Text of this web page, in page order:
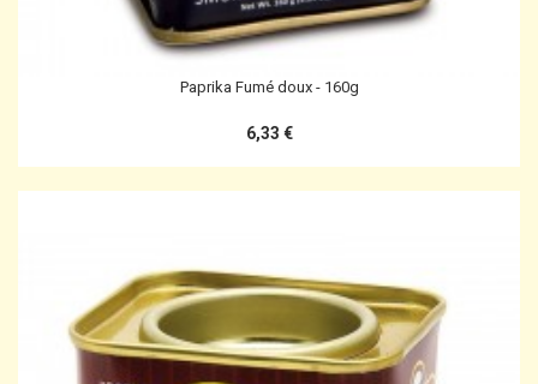
Paprika Fumé doux - 160g
6,33 €